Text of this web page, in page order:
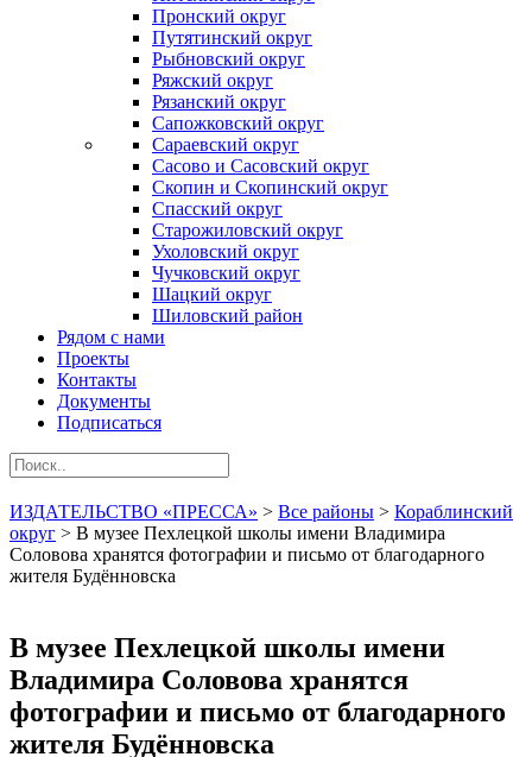
Пронский округ
Путятинский округ
Рыбновский округ
Ряжский округ
Рязанский округ
Сапожковский округ
Сараевский округ
Сасово и Сасовский округ
Скопин и Скопинский округ
Спасский округ
Старожиловский округ
Ухоловский округ
Чучковский округ
Шацкий округ
Шиловский район
Рядом с нами
Проекты
Контакты
Документы
Подписаться
ИЗДАТЕЛЬСТВО «ПРЕССА» > Все районы > Кораблинский
округ > В музее Пехлецкой школы имени Владимира
Соловова хранятся фотографии и письмо от благодарного
жителя Будённовска
В музее Пехлецкой школы имени
Владимира Соловова хранятся
фотографии и письмо от благодарного
жителя Будённовска